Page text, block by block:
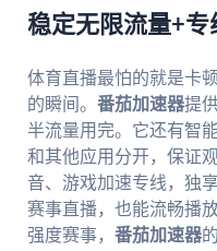
稳定无限流量+
体育直播最怕的就是卡
的瞬间。 番茄加速器提
半流量用完。它还有智
和其他应用分开，保证
音、游戏加速专线，独
赛事直播，也能流畅播
强度赛事， 番茄加速器